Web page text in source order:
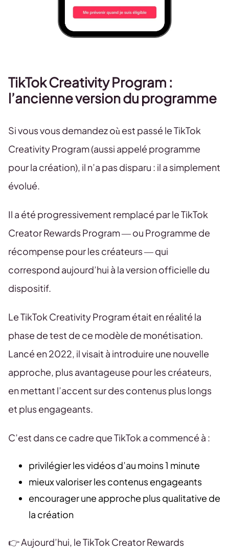
TikTok Creativity Program :
l’ancienne version du programme
Si vous vous demandez où est passé le TikTok
Creativity Program (aussi appelé programme
pour la création), il n’a pas disparu : il a simplement
évolué.
Il a été progressivement remplacé par le TikTok
Creator Rewards Program — ou Programme de
récompense pour les créateurs — qui
correspond aujourd’hui à la version officielle du
dispositif.
Le TikTok Creativity Program était en réalité la
phase de test de ce modèle de monétisation.
Lancé en 2022, il visait à introduire une nouvelle
approche, plus avantageuse pour les créateurs,
en mettant l’accent sur des contenus plus longs
et plus engageants.
C’est dans ce cadre que TikTok a commencé à :
privilégier les vidéos d’au moins 1 minute
mieux valoriser les contenus engageants
encourager une approche plus qualitative de
la création
👉 Aujourd’hui, le TikTok Creator Rewards